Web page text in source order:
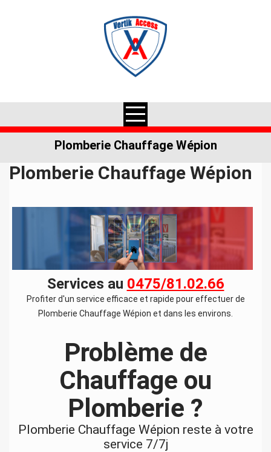
Plomberie Chauffage Wépion
Plomberie Chauffage Wépion
Services au 0475/81.02.66
Profiter d'un service efficace et rapide pour effectuer de
Plomberie Chauffage Wépion et dans les environs.
Problème de
Chauffage ou
Plomberie ?
Plomberie Chauffage Wépion reste à votre
service 7/7j